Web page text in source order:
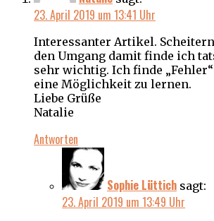
23. April 2019 um 13:41 Uhr
Interessanter Artikel.
den Umgang damit finde ich
sehr wichtig. Ich finde
eine Möglichkeit zu lernen.
Liebe Grüße
Natalie
Antworten
Sophie Lüttich sagt:
23. April 2019 um 13:49 Uhr